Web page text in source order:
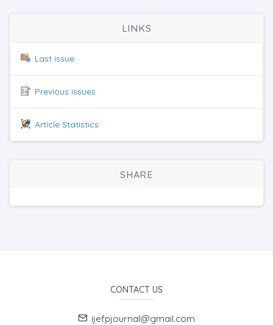
LINKS
Last issue
Previous issues
Article Statistics
SHARE
CONTACT US
ijefpjournal@gmail.com